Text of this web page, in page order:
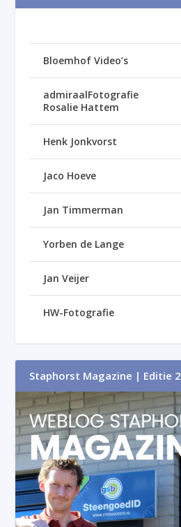
Bloemhof Video’s
admiraalFotografie
Rosalie Hattem
Henk Jonkvorst
Jaco Hoeve
Jan Timmerman
Yorben de Lange
Jan Veijer
HW-Fotografie
Staphorst Magazine | Editie 2